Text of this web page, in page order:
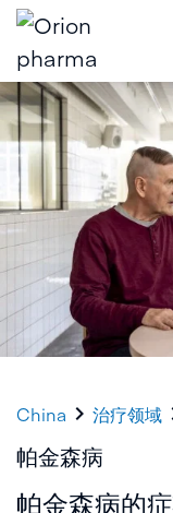
China  治疗领域
帕金森病
帕金森病的